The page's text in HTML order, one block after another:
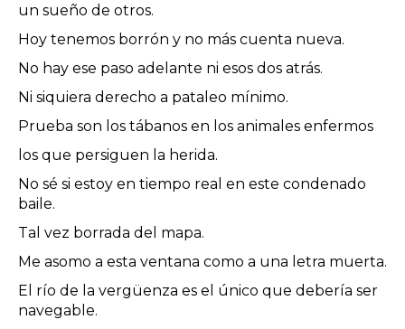
un sueño de otros.
Hoy tenemos borrón y no más cuenta nueva.
No hay ese paso adelante ni esos dos atrás.
Ni siquiera derecho a pataleo mínimo.
Prueba son los tábanos en los animales enfermos
los que persiguen la herida.
No sé si estoy en tiempo real en este condenado
baile.
Tal vez borrada del mapa.
Me asomo a esta ventana como a una letra muerta.
El río de la vergüenza es el único que debería ser
navegable.